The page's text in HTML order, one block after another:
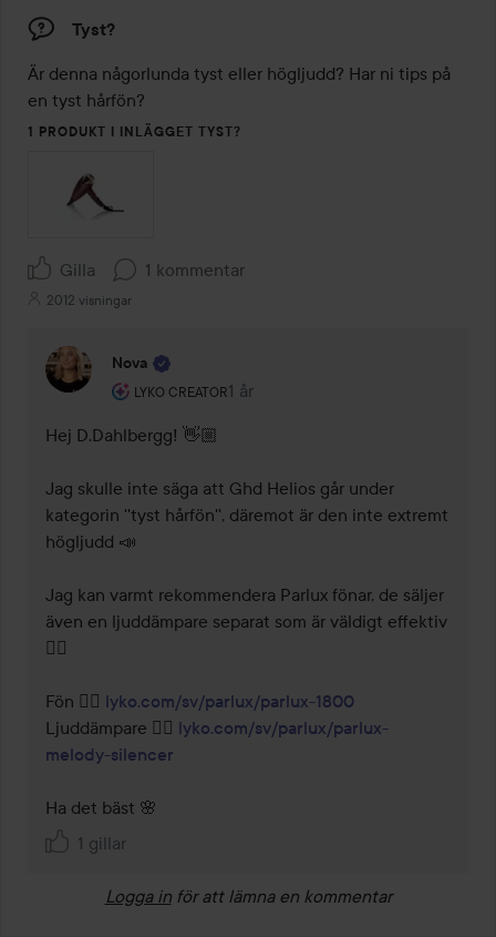
Tyst?
Är denna någorlunda tyst eller högljudd? Har ni tips på
en tyst hårfön?
1 PRODUKT I INLÄGGET TYST?
Gilla 1 kommentar
2012 visningar
Nova
LYKO CREATOR
Användarens roll: Lyko Creator.
1 år
Kommentaren lades 1 år
Hej D.Dahlbergg! 👋🏼
Jag skulle inte säga att Ghd Helios går under
kategorin ''tyst hårfön'', däremot är den inte extremt
högljudd 📣
Jag kan varmt rekommendera Parlux fönar, de säljer
även en ljuddämpare separat som är väldigt effektiv
👌🏼
Fön 👉🏼 lyko.com/sv/parlux/parlux-1800
Ljuddämpare 👉🏼 lyko.com/sv/parlux/parlux-
melody-silencer
Ha det bäst 🌸
1 gillar
Logga in för att lämna en kommentar